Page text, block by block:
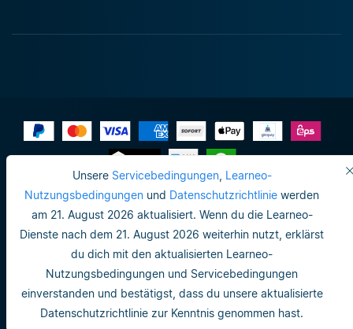
Unsere Servicebedingungen, Learneo-
Nutzungsbedingungen und Datenschutzrichtlinie werden
am 21. August 2026 aktualisiert. Wenn du die Learneo-
Dienste nach dem 21. August 2026 weiterhin nutzt, erklärst
du dich mit den aktualisierten Learneo-
Nutzungsbedingungen und Servicebedingungen
einverstanden und bestätigst, dass du unsere aktualisierte
Datenschutzrichtlinie zur Kenntnis genommen hast.
Impressum
Datenschutzrichtlinie
Do not sell or share my personal info
Nutzungsbedingungen
Datenschutzrichtlinie